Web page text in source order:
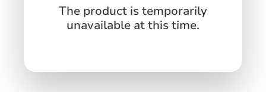
The product is temporarily
unavailable at this time.